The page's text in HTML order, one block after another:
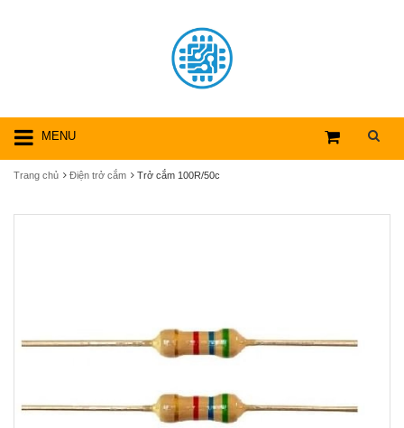
MENU
Trang chủ Điện trở cắm Trở cắm 100R/50c